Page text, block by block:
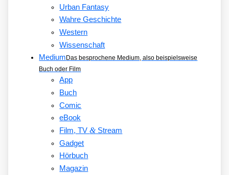
Urban Fantasy
Wahre Geschichte
Western
Wissenschaft
Medium Das besprochene Medium, also beispielsweise
Buch oder Film
App
Buch
Comic
eBook
Film, TV&Stream
Gadget
Hörbuch
Magazin